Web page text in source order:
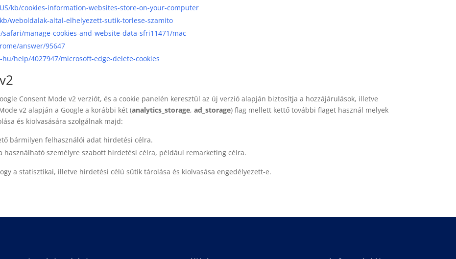
kb/cookies-information-websites-store-on-your-computer
weboldalak-altal-elhelyezett-sutik-torlese-szamito
manage-cookies-and-website-data-sfri11471/mac
answer/95647
help/4027947/microsoft-edge-delete-cookies
Consent Mode v2 verziót, és a cookie panelén keresztül az új verzió alapján biztosítja a hozzájárulások, illetve
v2 alapján a Google a korábbi két (analytics_storage,ad_storage) flag mellett kettő további flaget használ melyek
és kiolvasására szolgálnak majd:
bármilyen felhasználói adat hirdetési célra.
használható személyre szabott hirdetési célra, például remarketing célra.
a statisztikai, illetve hirdetési célú sütik tárolása és kiolvasása engedélyezett-e.